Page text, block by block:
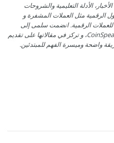
الأدلة التعليمية والشروحات
الرقمية مثل العملات المشفرة و
للعملات الرقمية. انضمت سلمى إلى
فريق تحرير النسخة العربية لموقع CoinSpeaker، و تركز في مقالاتها على تقديم
واضحة وميسرة الفهم للمبتدئين.